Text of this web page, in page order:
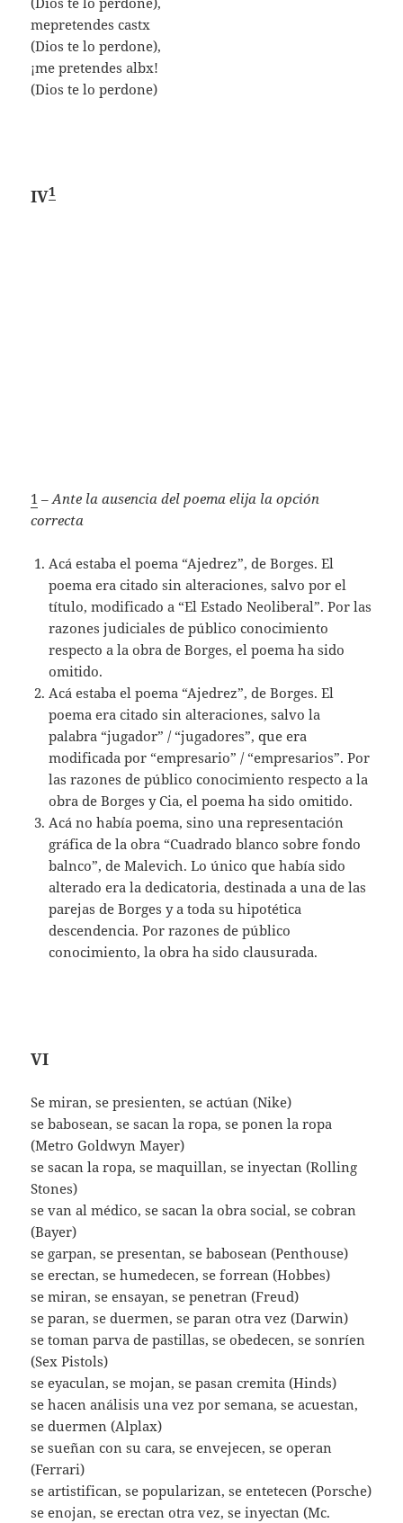
mepretendes castx
(Dios te lo perdone),
¡me pretendes albx!
(Dios te lo perdone)
IV1
1 –Ante la ausencia del poema elija la opción
correcta
Acá estaba el poema “Ajedrez”, de Borges. El
poema era citado sin alteraciones, salvo por el
título, modificado a “El Estado Neoliberal”. Por las
razones judiciales de público conocimiento
respecto a la obra de Borges, el poema ha sido
omitido.
Acá estaba el poema “Ajedrez”, de Borges. El
poema era citado sin alteraciones, salvo la
palabra “jugador” / “jugadores”, que era
modificada por “empresario” / “empresarios”. Por
las razones de público conocimiento respecto a la
obra de Borges y Cia, el poema ha sido omitido.
Acá no había poema, sino una representación
gráfica de la obra “Cuadrado blanco sobre fondo
balnco”, de Malevich. Lo único que había sido
alterado era la dedicatoria, destinada a una de las
parejas de Borges y a toda su hipotética
descendencia. Por razones de público
conocimiento, la obra ha sido clausurada.
VI
Se miran, se presienten, se actúan (Nike)
se babosean, se sacan la ropa, se ponen la ropa
(Metro Goldwyn Mayer)
se sacan la ropa, se maquillan, se inyectan (Rolling
Stones)
se van al médico, se sacan la obra social, se cobran
(Bayer)
se garpan, se presentan, se babosean (Penthouse)
se erectan, se humedecen, se forrean (Hobbes)
se miran, se ensayan, se penetran (Freud)
se paran, se duermen, se paran otra vez (Darwin)
se toman parva de pastillas, se obedecen, se sonríen
(Sex Pistols)
se eyaculan, se mojan, se pasan cremita (Hinds)
se hacen análisis una vez por semana, se acuestan,
se duermen (Alplax)
se sueñan con su cara, se envejecen, se operan
(Ferrari)
se artistifican, se popularizan, se entetecen (Porsche)
se enojan, se erectan otra vez, se inyectan (Mc.